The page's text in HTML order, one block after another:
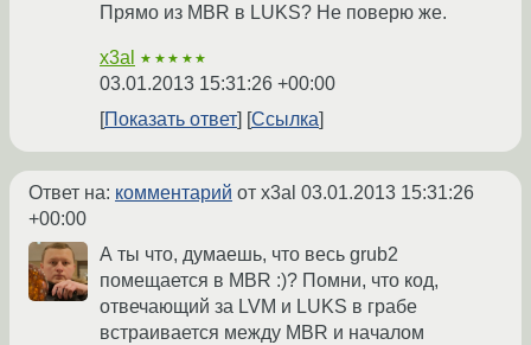
Прямо из MBR в LUKS? Не поверю же.
x3al ★★★★★
03.01.2013 15:31:26 +00:00
Показать ответ
Ссылка
Ответ на: комментарий от x3al 03.01.2013 15:31:26
+00:00
А ты что, думаешь, что весь grub2
помещается в MBR :)? Помни, что код,
отвечающий за LVM и LUKS в грабе
встраивается между MBR и началом